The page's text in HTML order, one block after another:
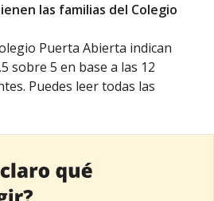
las familias del Colegio
Puerta Abierta indican
sobre 5 en base a las 12
Puedes leer todas las